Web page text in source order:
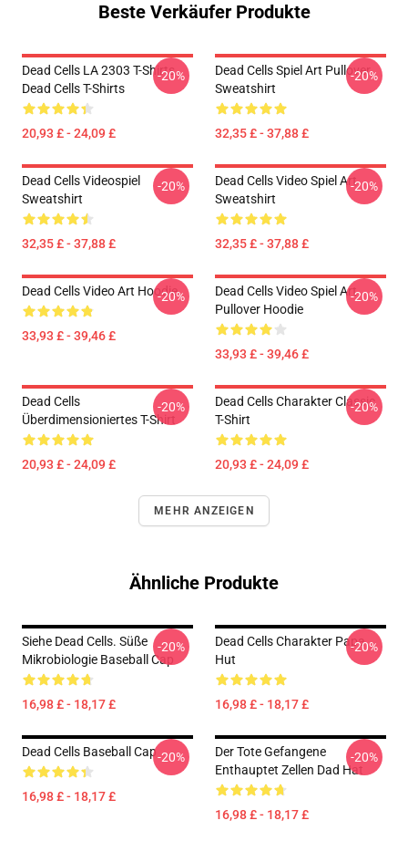
Beste Verkäufer Produkte
Dead Cells LA 2303 T-Shirts
Dead Cells T-Shirts
20,93 £ - 24,09 £
-20%
Dead Cells Spiel Art Pullover
Sweatshirt
32,35 £ - 37,88 £
-20%
Dead Cells Videospiel
Sweatshirt
32,35 £ - 37,88 £
-20%
Dead Cells Video Spiel Art
Sweatshirt
32,35 £ - 37,88 £
-20%
Dead Cells Video Art Hoodie
33,93 £ - 39,46 £
-20%
Dead Cells Video Spiel Art
Pullover Hoodie
33,93 £ - 39,46 £
-20%
Dead Cells
Überdimensioniertes T-Shirt
20,93 £ - 24,09 £
-20%
Dead Cells Charakter Classic
T-Shirt
20,93 £ - 24,09 £
-20%
MEHR ANZEIGEN
Ähnliche Produkte
Siehe Dead Cells. Süße
Mikrobiologie Baseball Cap
16,98 £ - 18,17 £
-20%
Dead Cells Charakter Papa
Hut
16,98 £ - 18,17 £
-20%
Dead Cells Baseball Cap
16,98 £ - 18,17 £
-20%
Der Tote Gefangene
Enthauptet Zellen Dad Hat
16,98 £ - 18,17 £
-20%